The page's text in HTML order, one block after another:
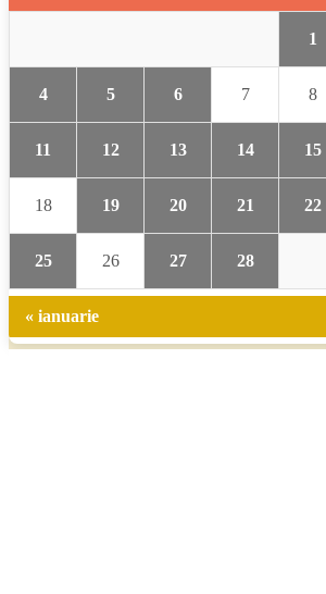
1
4 5 6 7 8
11 12 13 14 15
18 19 20 21 22
25 26 27 28
« ianuarie